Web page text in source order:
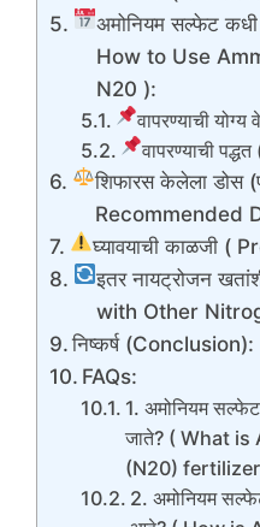
अमोनियम सल्फेट
How to Use
N20 ):
वापरण्याची
वापरण्याची
शिफारस केलेला डोस
Recommended
घ्यावयाची काळजी (
इतर नायट्रोजन
with Other
निष्कर्ष (Conclusion):
FAQs:
1. अमोनियम
जाते? ( What
(N20)
2. अमोनियम